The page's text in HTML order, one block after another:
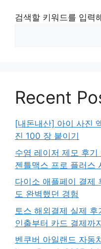
검색할 키워드를 입력
Recent
[내돈내산] 아이 사진
진 100 장 붙이기
수염 레이저 제모 후
젠틀맥스 프로 플러스
다이소 애플페이 결제
도 완벽했던 경험
토스 해외결제 실제
인출부터 카드 결제까
벤쿠버 아일랜드 자동